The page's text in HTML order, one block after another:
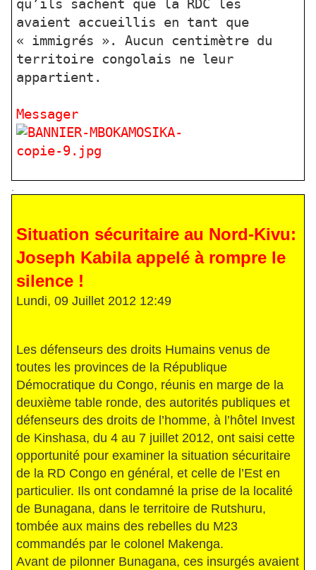
qu’ils sachent que la RDC les
avaient accueillis en tant que
« immigrés ». Aucun centimètre du
territoire congolais ne leur
appartient.
Messager
Situation sécuritaire au Nord-Kivu:
Joseph Kabila appelé à rompre le
silence !
Lundi, 09 Juillet 2012 12:49
Les défenseurs des droits Humains venus de
toutes les provinces de la République
Démocratique du Congo, réunis en marge de la
deuxième table ronde, des autorités publiques et
défenseurs des droits de l’homme, à l’hôtel Invest
de Kinshasa, du 4 au 7 juillet 2012, ont saisi cette
opportunité pour examiner la situation sécuritaire
de la RD Congo en général, et celle de l’Est en
particulier. Ils ont condamné la prise de la localité
de Bunagana, dans le territoire de Rutshuru,
tombée aux mains des rebelles du M23
commandés par le colonel Makenga.
Avant de pilonner Bunagana, ces insurgés avaient